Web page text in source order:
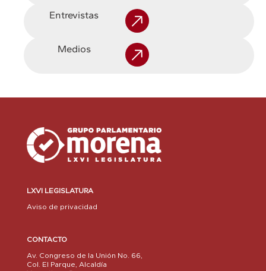
Entrevistas
Medios
LXVI LEGISLATURA
Aviso de privacidad
CONTACTO
Av. Congreso de la Unión No. 66,
Col. El Parque, Alcaldía